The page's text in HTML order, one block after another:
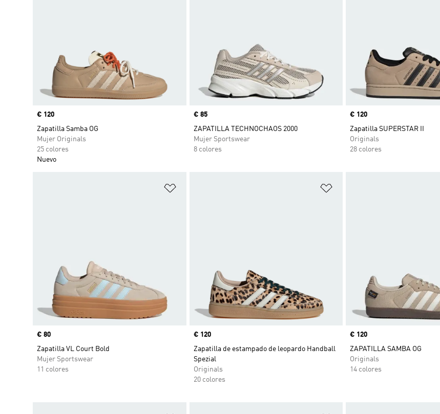
Precio
€ 120
Zapatilla Samba OG
Mujer Originals
25 colores
Nuevo
Precio
€ 85
ZAPATILLA TECHNOCHAOS 2000
Mujer Sportswear
8 colores
Precio
€ 120
Zapatilla SUPERSTAR II
Originals
28 colores
Precio
€ 80
Zapatilla VL Court Bold
Mujer Sportswear
11 colores
Precio
€ 120
Zapatilla de estampado de leopardo Handball
Spezial
Originals
20 colores
Precio
€ 120
ZAPATILLA SAMBA OG
Originals
14 colores